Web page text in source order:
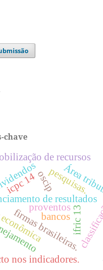
chave
Área
de resultados
firmas brasileiras.
bancos
nos indicadores.
pesquisas.
de recursos
oscip
ifric 13
icpc 14
proventos